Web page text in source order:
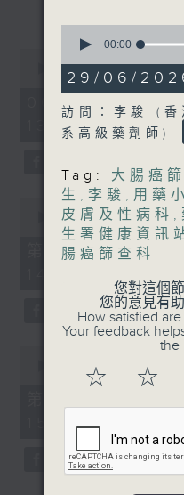
嘉賓：文敏霞(香
總監)、曾傲晴(香
業康復服務中心
協會愛睿綜合職
1400-1500
[醫學會會診日]
主題：糖尿眼與眼
seconds
hour,
minutes,
seconds
06/08/2026
13:05 - 15:00)
seconds
minutes,
00:00
第一部份
seconds
minutes,
15:00)
seconds
0
seconds
00:00
29/06/
訪問：李駿 (香
系高級藥劑師)
Tag: 大腸癌
生 , 李駿 , 用藥
皮膚及性病科 ,
生署健康資訊
腸癌篩查科
您對這個
您的意見有
How satisfied
Your feedback
the
☆ ☆